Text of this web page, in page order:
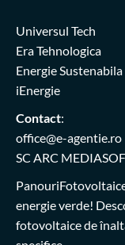
Universul Tech
Era Tehnologica
Energie Sustenabila
iEnergie
Contact:
office@e-agentie.ro
SC ARC
energie verde!
fotovoltaice de